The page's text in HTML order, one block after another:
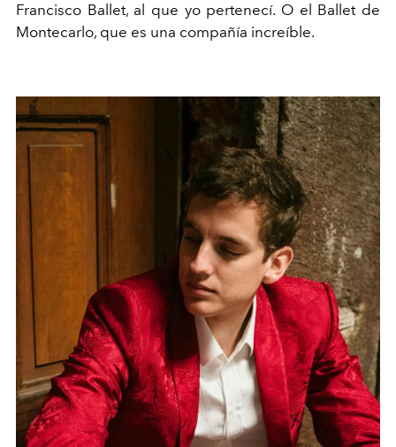
Francisco Ballet, al que yo pertenecí. O el Ballet de
Montecarlo, que es una compañía increíble.